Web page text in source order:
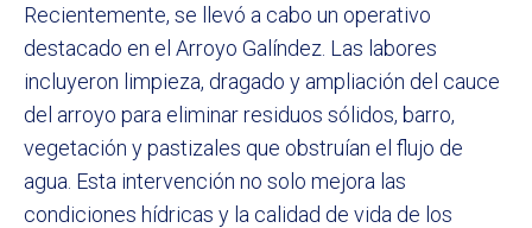
Recientemente, se llevó a cabo un operativo
destacado en el Arroyo Galíndez. Las labores
incluyeron limpieza, dragado y ampliación del cauce
del arroyo para eliminar residuos sólidos, barro,
vegetación y pastizales que obstruían el flujo de
agua. Esta intervención no solo mejora las
condiciones hídricas y la calidad de vida de los